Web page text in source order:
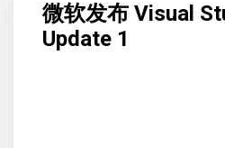
微软发布 Visual
Update 1